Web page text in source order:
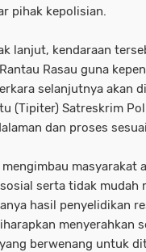
pihak kepolisian.
lanjut, kendaraan
Rasau guna
selanjutnya akan
(Tipiter) Satreskrim
dan proses
masyarakat
serta tidak mudah
hasil penyelidikan
menyerahkan
berwenang untuk